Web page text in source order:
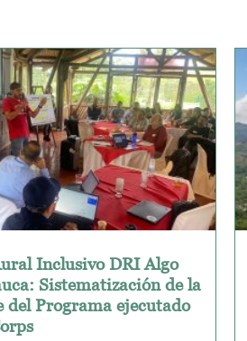
Inclusivo DRI Algo
Sistematización de la
del Programa ejecutado